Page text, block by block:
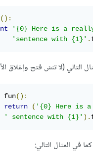
():
'{0} Here is a
'sentence with {1}' .
التالي (لا تنسَ فتح وإغلاق
fun():
return
( '{0} Here is
' sentence with {1}' ).
في المثال التالي: